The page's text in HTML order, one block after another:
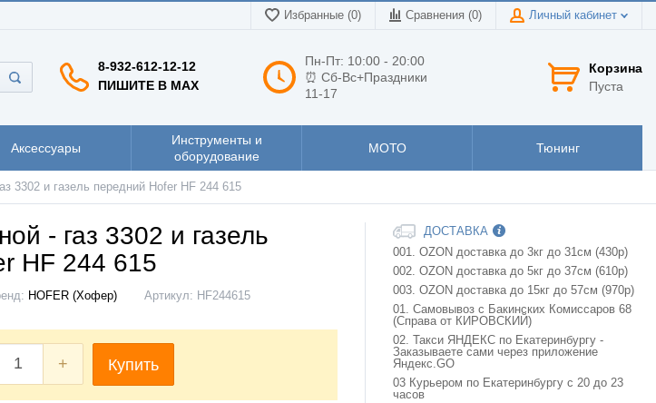
Избранные (0) Сравнения (0) Личный кабинет
8-932-612-12-12
ПИШИТЕ В MAX
Пн-Пт: 10:00 - 20:00
⏰ Сб-Вс+Праздники
11-17
Корзина
Пуста
Аксессуары
Инструменты и
оборудование
МОТО Тюнинг
3302 и газель передний Hofer HF 244 615
- газ 3302 и газель
HF 244 615
HOFER (Хофер) Артикул: HF244615
+ Купить
ДОСТАВКА
001. OZON доставка до 3кг до 31см (430р)
002. OZON доставка до 5кг до 37см (610р)
003. OZON доставка до 15кг до 57см (970р)
01. Самовывоз с Бакинских Комиссаров 68
(Справа от КИРОВСКИЙ)
02. Такси ЯНДЕКС по Екатеринбургу -
Заказываете сами через приложение
Яндекс.GO
03 Курьером по Екатеринбургу с 20 до 23
часов